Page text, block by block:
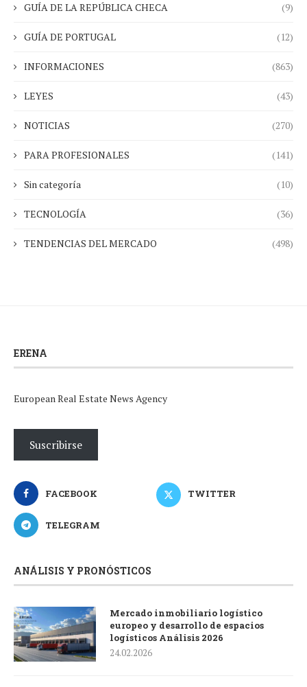
GUÍA DE LA REPÚBLICA CHECA (9)
GUÍA DE PORTUGAL (12)
INFORMACIONES (863)
LEYES (43)
NOTICIAS (270)
PARA PROFESIONALES (141)
Sin categoría (10)
TECNOLOGÍA (36)
TENDENCIAS DEL MERCADO (498)
ERENA
European Real Estate News Agency
Suscribirse
FACEBOOK TWITTER
TELEGRAM
ANÁLISIS Y PRONÓSTICOS
Mercado inmobiliario logístico
europeo y desarrollo de espacios
logísticos Análisis 2026
24.02.2026